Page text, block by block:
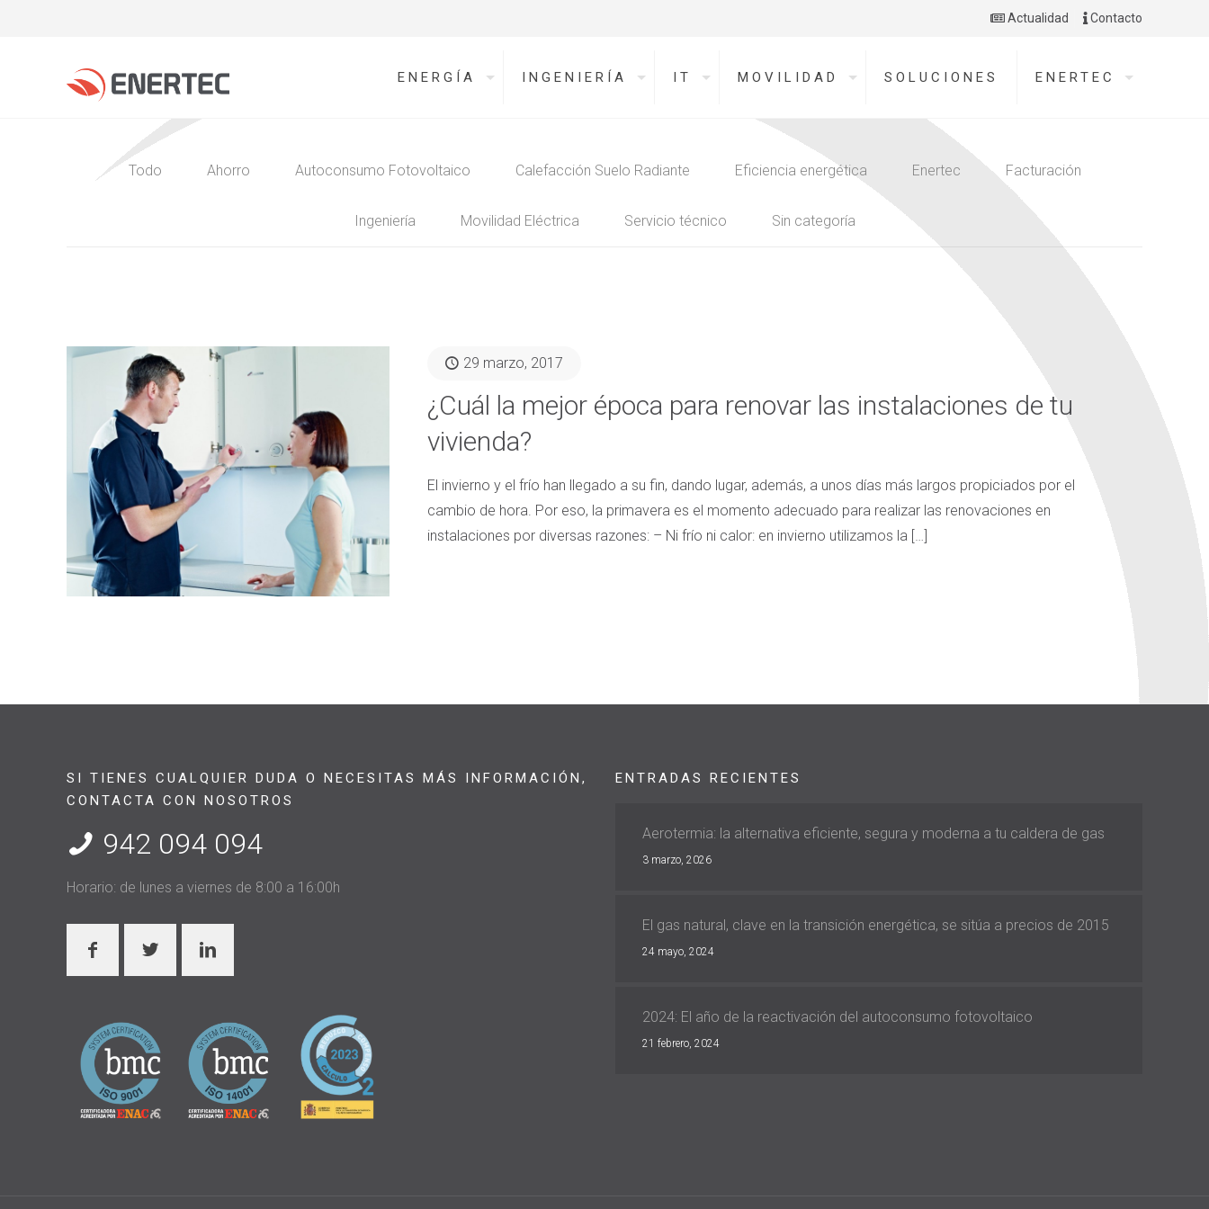
Actualidad Contacto
ENERGÍA INGENIERÍA IT MOVILIDAD SOLUCIONES ENERTEC
Todo Ahorro Autoconsumo Fotovoltaico Calefacción Suelo Radiante Eficiencia energética Enertec Facturación
Ingeniería Movilidad Eléctrica Servicio técnico Sin categoría
29 marzo, 2017
¿Cuál la mejor época para renovar las instalaciones de tu
vivienda?
El invierno y el frío han llegado a su fin, dando lugar, además, a unos días más largos propiciados por el
cambio de hora. Por eso, la primavera es el momento adecuado para realizar las renovaciones en
instalaciones por diversas razones: – Ni frío ni calor: en invierno utilizamos la […]
SI TIENES CUALQUIER DUDA O NECESITAS MÁS INFORMACIÓN,
CONTACTA CON NOSOTROS
942 094 094
Horario: de lunes a viernes de 8:00 a 16:00h
ENTRADAS RECIENTES
Aerotermia: la alternativa eficiente, segura y moderna a tu caldera de gas
3 marzo, 2026
El gas natural, clave en la transición energética, se sitúa a precios de 2015
24 mayo, 2024
2024: El año de la reactivación del autoconsumo fotovoltaico
21 febrero, 2024